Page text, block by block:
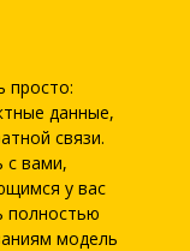
просто:
данные,
связи.
с вами,
у вас
полностью
модель